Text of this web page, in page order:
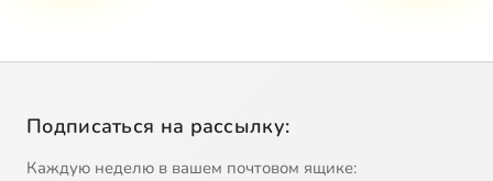
Подписаться на рассылку:
Каждую неделю в вашем почтовом ящике: